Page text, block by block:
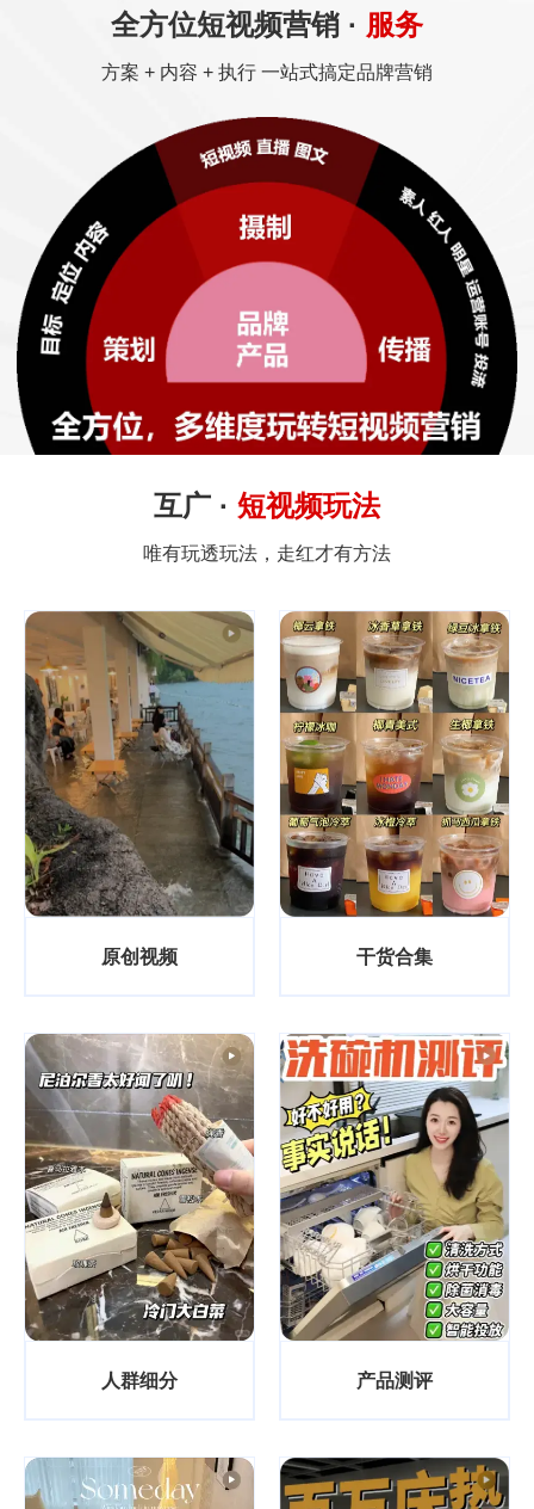
全方位短视频营销 · 服务
方案 + 内容 + 执行 一站式搞定品牌营销
互广 · 短视频玩法
唯有玩透玩法，走红才有方法
原创视频 干货合集
人群细分 产品测评